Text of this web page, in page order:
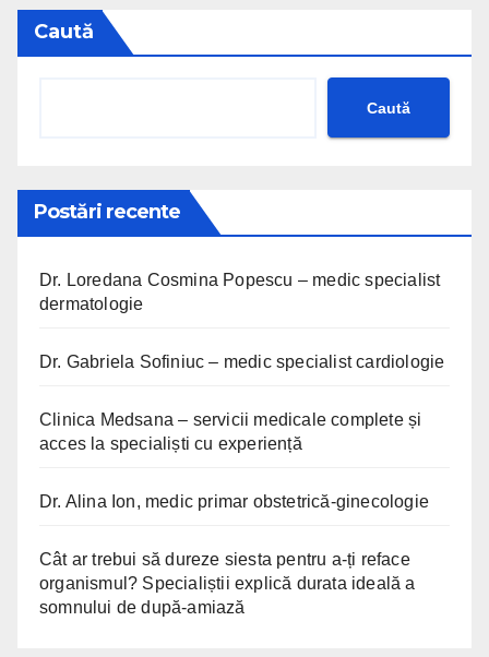
Caută
Caută
Postări recente
Dr. Loredana Cosmina Popescu – medic specialist
dermatologie
Dr. Gabriela Sofiniuc – medic specialist cardiologie
Clinica Medsana – servicii medicale complete și
acces la specialiști cu experiență
Dr. Alina Ion, medic primar obstetrică-ginecologie
Cât ar trebui să dureze siesta pentru a-ți reface
organismul? Specialiștii explică durata ideală a
somnului de după-amiază